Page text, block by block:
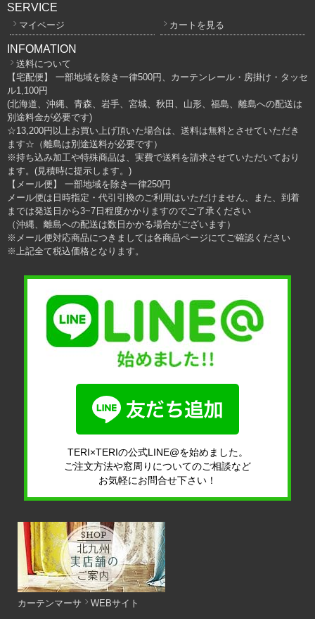
SERVICE
マイページ カートを見る
INFOMATION
送料について
【宅配便】 一部地域を除き一律500円、カーテンレール・房掛け・タッセ
ル1,100円
(北海道、沖縄、青森、岩手、宮城、秋田、山形、福島、離島への配送は
別途料金が必要です)
☆13,200円以上お買い上げ頂いた場合は、送料は無料とさせていただき
ます☆（離島は別途送料が必要です）
※持ち込み加工や特殊商品は、実費で送料を請求させていただいており
ます。(見積時に提示します。)
【メール便】 一部地域を除き一律250円
メール便は日時指定・代引引換のご利用はいただけません、また、到着
までは発送日から3~7日程度かかりますのでご了承ください
（沖縄、離島への配送は数日かかる場合がございます）
※メール便対応商品につきましては各商品ページにてご確認ください
※上記全て税込価格となります。
TERI×TERIの公式LINE@を始めました。
ご注文方法や窓周りについてのご相談など
お気軽にお問合せ下さい！
カーテンマーサ WEBサイト